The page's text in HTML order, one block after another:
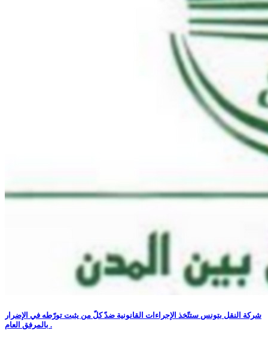
شركة النقل بتونس ستتّخذ الإجراءات القانونية ضدّ كلّ من يثبت تورّطه في الإضرار
بالمرفق العام .